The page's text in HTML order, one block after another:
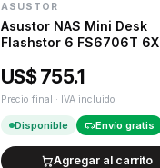
ASUSTOR
Asustor NAS Mini Desk
Flashstor 6 FS6706T 6X
US$ 755.1
Precio final · IVA incluido
Disponible Envío gratis
Agregar al carrito